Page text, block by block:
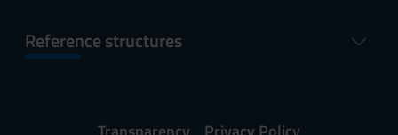
Reference structures